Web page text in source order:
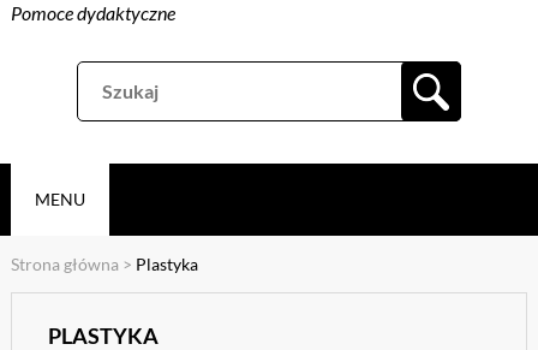
Pomoce dydaktyczne
MENU
Strona główna > Plastyka
PLASTYKA